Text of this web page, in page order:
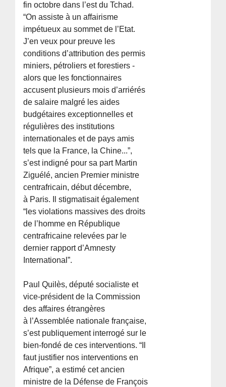
fin octobre dans l’est du Tchad.
“On assiste à un affairisme
impétueux au sommet de l’Etat.
J’en veux pour preuve les
conditions d’attribution des permis
miniers, pétroliers et forestiers -
alors que les fonctionnaires
accusent plusieurs mois d’arriérés
de salaire malgré les aides
budgétaires exceptionnelles et
régulières des institutions
internationales et de pays amis
tels que la France, la Chine...”,
s’est indigné pour sa part Martin
Ziguélé, ancien Premier ministre
centrafricain, début décembre,
à Paris. Il stigmatisait également
“les violations massives des droits
de l’homme en République
centrafricaine relevées par le
dernier rapport d’Amnesty
International”.
Paul Quilès, député socialiste et
vice-président de la Commission
des affaires étrangères
à l’Assemblée nationale française,
s’est publiquement interrogé sur le
bien-fondé de ces interventions. “Il
faut justifier nos interventions en
Afrique”, a estimé cet ancien
ministre de la Défense de François